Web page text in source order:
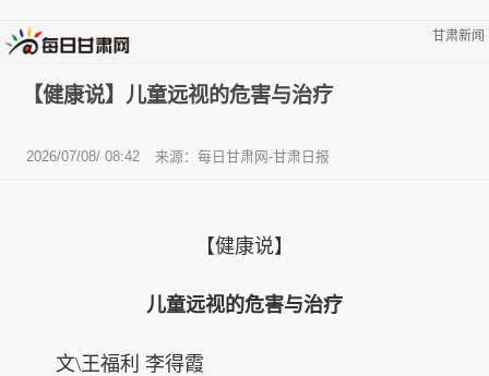
甘肃新闻
【健康说】儿童远视的危害与治疗
2026/07/08/ 08:42 来源：每日甘肃网-甘肃日报
【健康说】
儿童远视的危害与治疗
文\王福利 李得霞